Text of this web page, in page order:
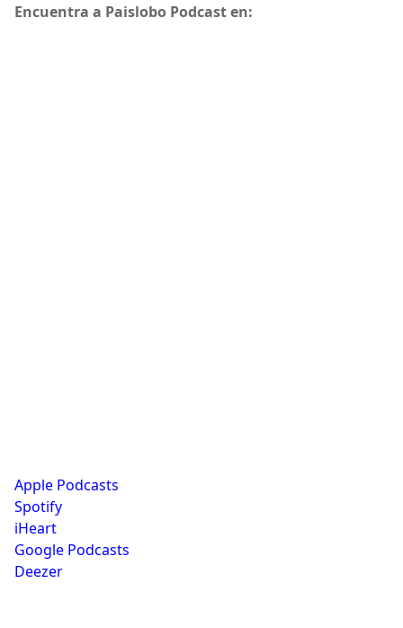
Encuentra a Paislobo Podcast en:
Apple Podcasts
Spotify
iHeart
Google Podcasts
Deezer